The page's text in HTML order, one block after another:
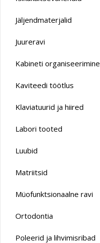
Jäljendmaterjalid
Juureravi
Kabineti organiseerimine
Kaviteedi töötlus
Klaviatuurid ja hiired
Labori tooted
Luubid
Matriitsid
Müofunktsionaalne ravi
Ortodontia
Poleerid ja lihvimisribad